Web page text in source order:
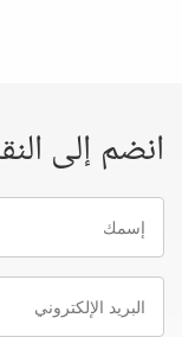
انضم إلى
إسمك
البريد
الإلكتروني